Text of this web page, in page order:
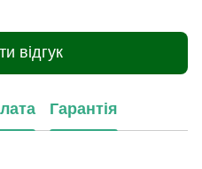
відгук
Гарантія